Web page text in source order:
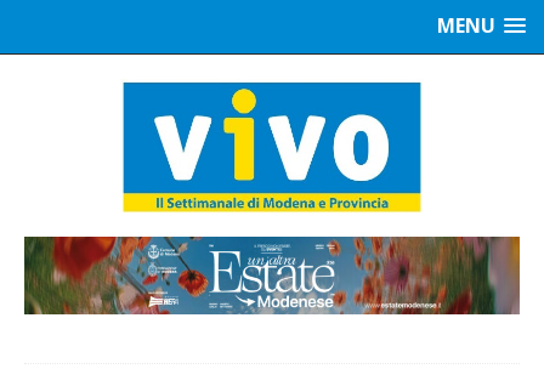
MENU